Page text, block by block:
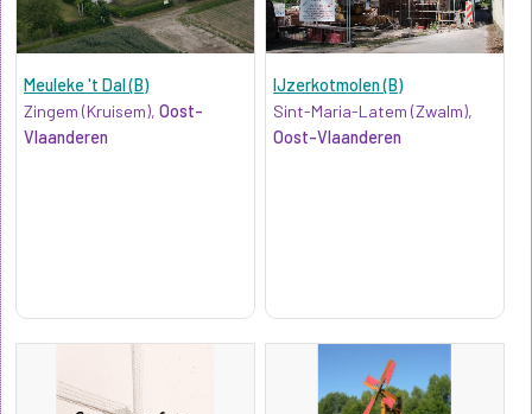
Meuleke 't Dal (B)
Zingem (Kruisem), Oost-
Vlaanderen
IJzerkotmolen (B)
Sint-Maria-Latem (Zwalm),
Oost-Vlaanderen